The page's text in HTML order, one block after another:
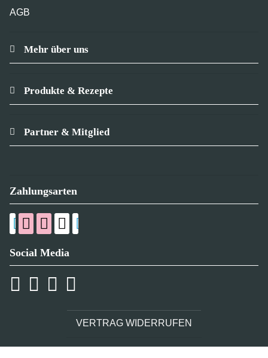
AGB
Mehr über uns
Produkte & Rezepte
Partner & Mitglied
Zahlungsarten
Social Media
VERTRAG WIDERRUFEN